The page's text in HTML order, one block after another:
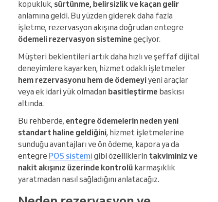
kopukluk, sürtünme, belirsizlik ve kaçan gelir
anlamına geldi. Bu yüzden giderek daha fazla
işletme, rezervasyon akışına doğrudan entegre
ödemeli rezervasyon sisteminegeçiyor.
Müşteri beklentileri artık daha hızlı ve şeffaf dijital
deneyimlere kayarken, hizmet odaklı işletmeler
hem rezervasyonu hem de ödemeyiyeni araçlar
veya ek idari yük olmadan basitleştirme baskısı
altında.
Bu rehberde, entegre ödemelerin neden yeni
standart haline geldiğini, hizmet işletmelerine
sunduğu avantajları ve ön ödeme, kapora ya da
entegre POS sistemi gibi özelliklerin takviminiz ve
nakit akışınız üzerinde kontrolü karmaşıklık
yaratmadan nasıl sağladığını anlatacağız.